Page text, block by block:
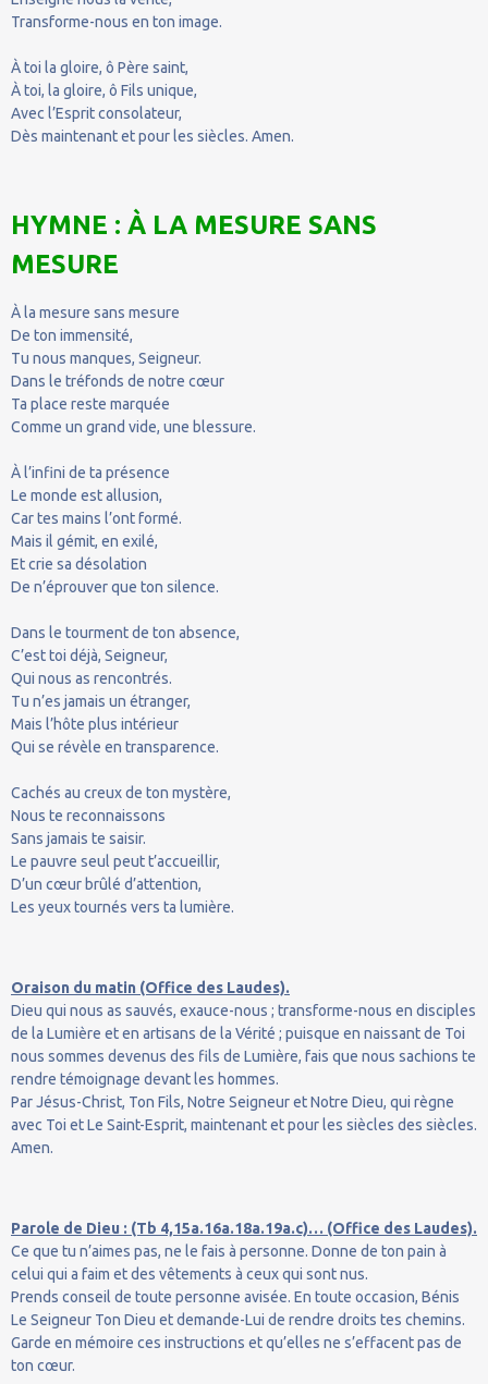
Transforme-nous en ton image.
À toi la gloire, ô Père saint,
À toi, la gloire, ô Fils unique,
Avec l’Esprit consolateur,
Dès maintenant et pour les siècles. Amen.
HYMNE : À LA MESURE SANS
MESURE
À la mesure sans mesure
De ton immensité,
Tu nous manques, Seigneur.
Dans le tréfonds de notre cœur
Ta place reste marquée
Comme un grand vide, une blessure.
À l’infini de ta présence
Le monde est allusion,
Car tes mains l’ont formé.
Mais il gémit, en exilé,
Et crie sa désolation
De n’éprouver que ton silence.
Dans le tourment de ton absence,
C’est toi déjà, Seigneur,
Qui nous as rencontrés.
Tu n’es jamais un étranger,
Mais l’hôte plus intérieur
Qui se révèle en transparence.
Cachés au creux de ton mystère,
Nous te reconnaissons
Sans jamais te saisir.
Le pauvre seul peut t’accueillir,
D’un cœur brûlé d’attention,
Les yeux tournés vers ta lumière.
Oraison du matin (Office des Laudes).
Dieu qui nous as sauvés, exauce-nous ; transforme-nous en disciples
de la Lumière et en artisans de la Vérité ; puisque en naissant de Toi
nous sommes devenus des fils de Lumière, fais que nous sachions te
rendre témoignage devant les hommes.
Par Jésus-Christ, Ton Fils, Notre Seigneur et Notre Dieu, qui règne
avec Toi et Le Saint-Esprit, maintenant et pour les siècles des siècles.
Amen.
Parole de Dieu : (Tb 4,15a.16a.18a.19a.c)… (Office des Laudes).
Ce que tu n’aimes pas, ne le fais à personne. Donne de ton pain à
celui qui a faim et des vêtements à ceux qui sont nus.
Prends conseil de toute personne avisée. En toute occasion, Bénis
Le Seigneur Ton Dieu et demande-Lui de rendre droits tes chemins.
Garde en mémoire ces instructions et qu’elles ne s’effacent pas de
ton cœur.